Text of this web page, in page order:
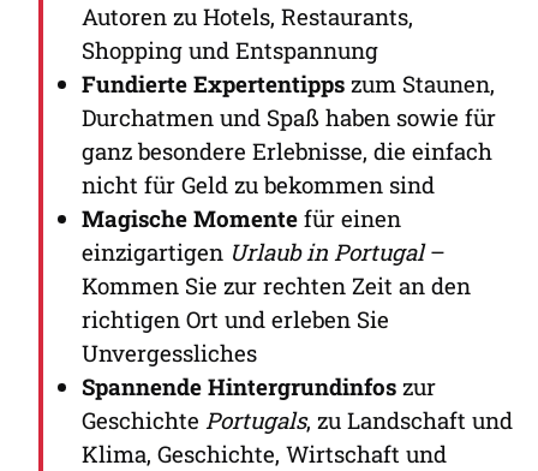
Autoren zu Hotels, Restaurants,
Shopping und Entspannung
Fundierte Expertentipps zum Staunen,
Durchatmen und Spaß haben sowie für
ganz besondere Erlebnisse, die einfach
nicht für Geld zu bekommen sind
Magische Momente für einen
einzigartigen Urlaub in Portugal–
Kommen Sie zur rechten Zeit an den
richtigen Ort und erleben Sie
Unvergessliches
Spannende Hintergrundinfos zur
Geschichte Portugals, zu Landschaft und
Klima, Geschichte, Wirtschaft und